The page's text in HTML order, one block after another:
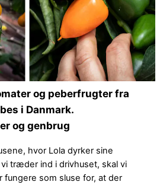
og genbrug
hvor Lola dyrker sine
træder ind i drivhuset, skal vi
fungere som sluse for, at der